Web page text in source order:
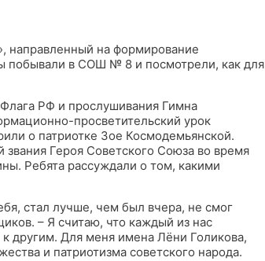
направленный на формирование
побывали в СОШ № 8 и посмотрели, как для
РФ и прослушивания Гимна
просветительский урок
о патриотке Зое Космодемьянской.
Героя Советского Союза во время
Ребята рассуждали о том, какими
стал лучше, чем был вчера, не смог
– Я считаю, что каждый из нас
другим. Для меня имена Лёни Голикова,
и патриотизма советского народа.